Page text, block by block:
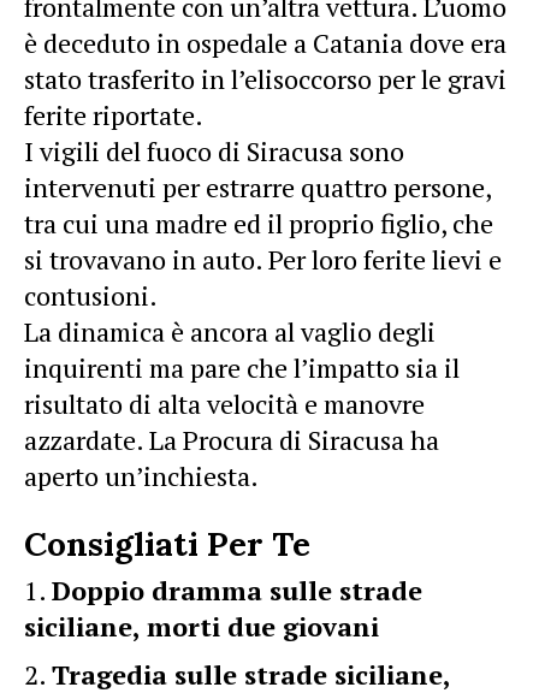
è deceduto in ospedale a Catania dove era
stato trasferito in l’elisoccorso per le gravi
ferite riportate.
I vigili del fuoco di Siracusa sono
intervenuti per estrarre quattro persone,
tra cui una madre ed il proprio figlio, che
si trovavano in auto. Per loro ferite lievi e
contusioni.
La dinamica è ancora al vaglio degli
inquirenti ma pare che l’impatto sia il
risultato di alta velocità e manovre
azzardate. La Procura di Siracusa ha
aperto un’inchiesta.
Consigliati Per Te
Doppio dramma sulle strade
siciliane, morti due giovani
Tragedia sulle strade siciliane,